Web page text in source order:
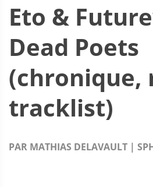
Eto &
Dead Poets
(chronique,
tracklist)
PAR MATHIAS DELAVAULT |